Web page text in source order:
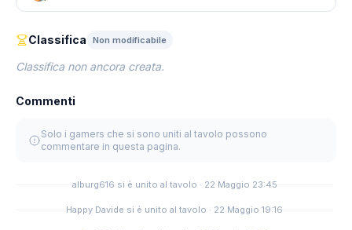
Classifica Non modificabile
Classifica non ancora creata.
Commenti
Solo i gamers che si sono uniti al tavolo possono
commentare in questa pagina.
alburg616 si è unito al tavolo · 22 Maggio 23:45
Happy Davide si è unito al tavolo · 22 Maggio 19:16